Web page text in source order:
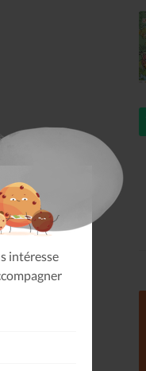
intéresse